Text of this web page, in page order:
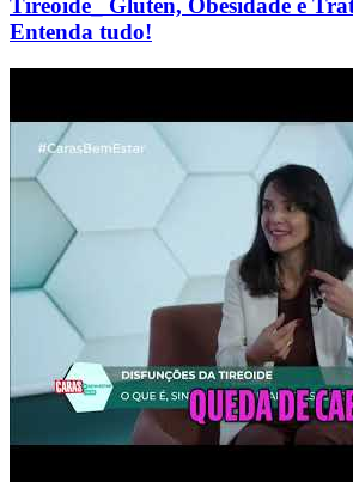
Tireoide_ Glúten, Obesidade e
Entenda tudo!